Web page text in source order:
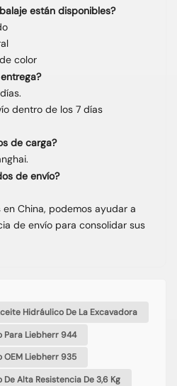
están disponibles?
color
dentro de los 7 días
de carga?
de envío?
China, podemos ayudar a
de envío para consolidar sus
Hidráulico De La Excavadora
Para Liebherr 944
OEM Liebherr 935
Alta Resistencia De 3,6 Kg